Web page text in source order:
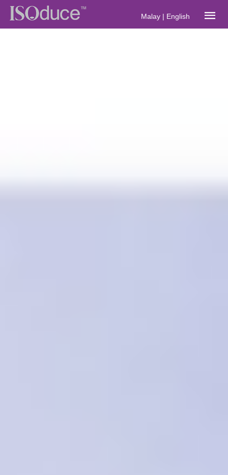
Malay | English